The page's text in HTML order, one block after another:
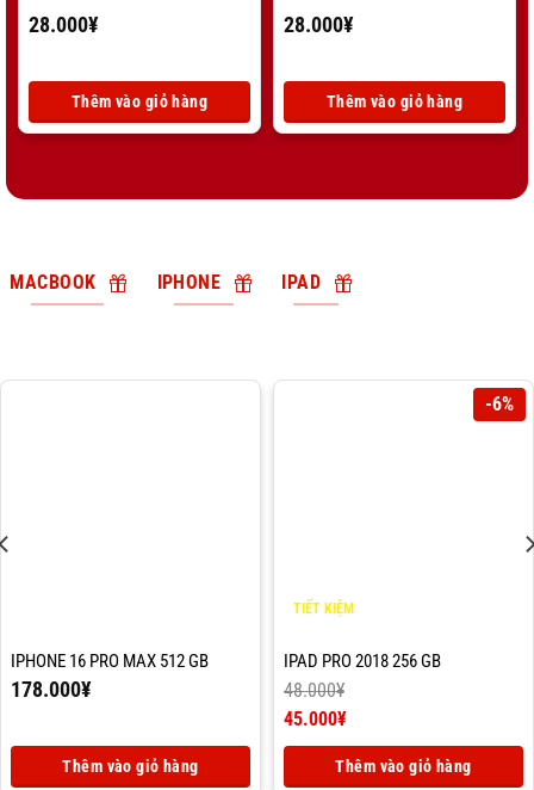
28.000¥
Thêm vào giỏ hàng
28.000¥
Thêm vào giỏ hàng
MACBOOK IPHONE IPAD
IPHONE 16 PRO MAX 512 GB
178.000¥
Thêm vào giỏ hàng
-6%
TIẾT KIỆM
IPAD PRO 2018 256 GB
48.000¥
Giá
48.000¥.
45.000¥
tại
Thêm vào giỏ hàng